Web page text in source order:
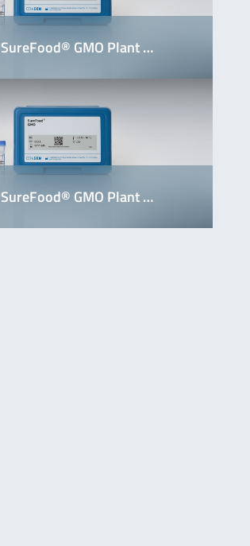
SureFood® GMO Plant …
SureFood® GMO Plant …